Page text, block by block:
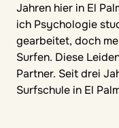
Jahren hier in El
ich Psychologie
gearbeitet, doch
Surfen. Diese
Partner. Seit drei
Surfschule in El